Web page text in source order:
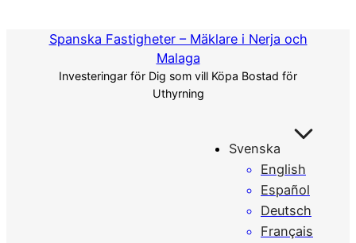
Spanska Fastigheter – Mäklare i Nerja och
Malaga
Investeringar för Dig som vill Köpa Bostad för
Uthyrning
Svenska
English
Español
Deutsch
Français